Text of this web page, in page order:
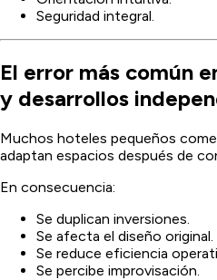
Seguridad integral.
El error más común
y desarrollos
Muchos hoteles pequeños
adaptan espacios después de
En consecuencia:
Se duplican inversiones.
Se afecta el diseño original.
Se reduce eficiencia
Se percibe improvisación.